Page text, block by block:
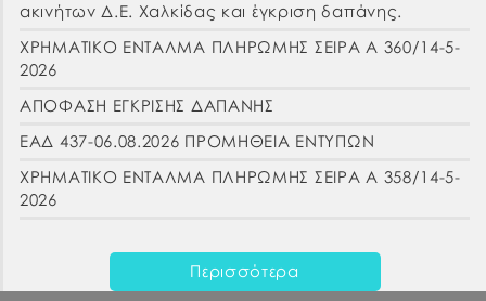
ακινήτων Δ.Ε. Χαλκίδας και έγκριση δαπάνης.
ΧΡΗΜΑΤΙΚΟ ΕΝΤΑΛΜΑ ΠΛΗΡΩΜΗΣ ΣΕΙΡΑ Α 360/14-5-
2026
ΑΠΟΦΑΣΗ ΕΓΚΡΙΣΗΣ ΔΑΠΑΝΗΣ
ΕΑΔ 437-06.08.2026 ΠΡΟΜΗΘΕΙΑ ΕΝΤΥΠΩΝ
ΧΡΗΜΑΤΙΚΟ ΕΝΤΑΛΜΑ ΠΛΗΡΩΜΗΣ ΣΕΙΡΑ Α 358/14-5-
2026
Περισσότερα